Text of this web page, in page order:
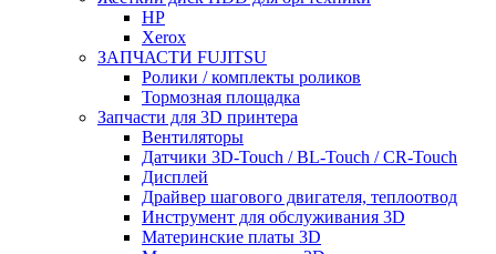
Блок сканера (лазер) / Линейка сканера
HP/Canon
Kyocera
Samsung
Xerox
Бункер отработки
HP
Kyocera
Вентиляторы
HP/Samsung/Canon
Датчики
HP
Xerox
ЗАПЧАСТИ FUJITSU
Ролики / комплекты роликов
Тормозная площадка
Запчасти для 3D принтера
Вентиляторы
Датчики 3D-Touch / BL-Touch / CR-Touch
Дисплей
Драйвер шагового двигателя, теплоотвод
Инструмент для обслуживания 3D
Материнские платы 3D